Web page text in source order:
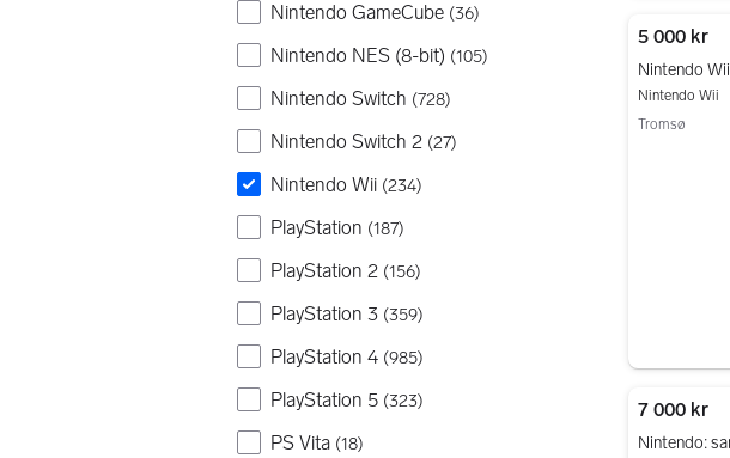
Nintendo GameCube (36)
Nintendo NES (8-bit) (105)
Nintendo Switch (728)
Nintendo Switch 2 (27)
Nintendo Wii (234)
PlayStation (187)
PlayStation 2 (156)
PlayStation 3 (359)
PlayStation 4 (985)
PlayStation 5 (323)
PS Vita (18)
5 000 kr
Nintendo
Nintendo Wii
Tromsø
7 000 kr